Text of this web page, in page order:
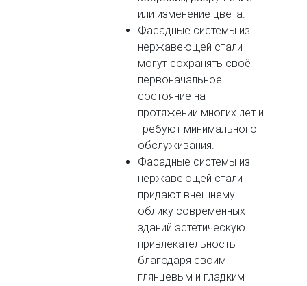
или изменение цвета.
Фасадные системы из
нержавеющей стали
могут сохранять своё
первоначальное
состояние на
протяжении многих лет и
требуют минимального
обслуживания.
Фасадные системы из
нержавеющей стали
придают внешнему
облику современных
зданий эстетическую
привлекательность
благодаря своим
глянцевым и гладким